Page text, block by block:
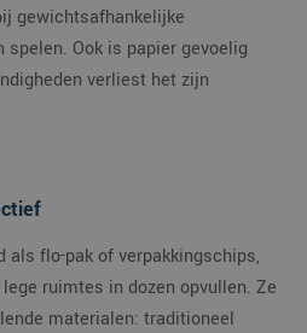
gewichtsafhankelijke
spelen. Ook is papier gevoelig
verliest het zijn
als flo-pak of verpakkingschips,
ruimtes in dozen opvullen. Ze
materialen: traditioneel